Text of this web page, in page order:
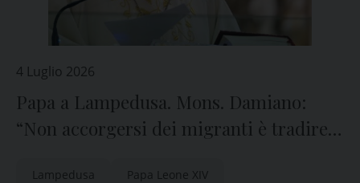
4 Luglio 2026
Papa a Lampedusa. Mons. Damiano:
“Non accorgersi dei migranti è tradire il
Lampedusa Papa Leone XIV